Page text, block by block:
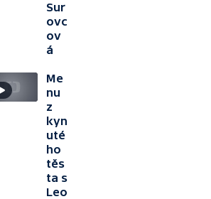
Sur
ovc
ov
á
Me
nu
z
kyn
uté
ho
těs
ta s
Leo